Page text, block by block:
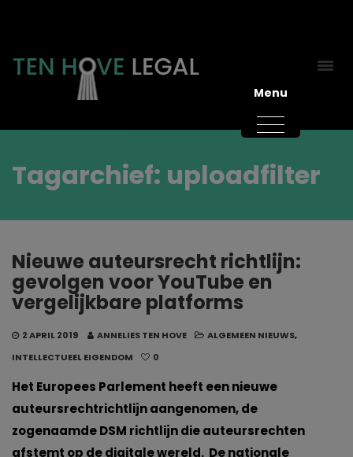
Tagarchief: uploadfilter
Nieuwe auteursrecht richtlijn:
gevolgen voor YouTube en
vergelijkbare platforms
2 APRIL 2019 ANNELIES TEN HOVE ALGEMEEN NIEUWS,
INTELLECTUEEL EIGENDOM
0
Het Europees Parlement heeft een nieuwe
auteursrechtrichtlijn aangenomen, de
zogenaamde DSM richtlijn die auteursrechten
afstemt op de digitale wereld. De nationale
Menu